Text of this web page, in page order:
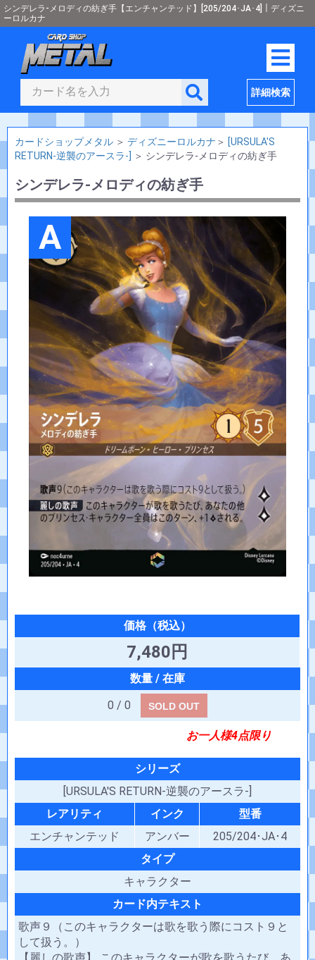
シンデレラ-メロディの紡ぎ手【エンチャンテッド】[205/204･JA･4]｜ディズニ
ーロルカナ
詳細検索
カードショップメタル ＞ ディズニーロルカナ ＞ [URSULA'S
RETURN-逆襲のアースラ-]
＞ シンデレラ-メロディの紡ぎ手
シンデレラ-メロディの紡ぎ手
A
7,480円
0 / 0 SOLD OUT
お一人様4点限り
シリーズ
[URSULA'S RETURN-逆襲のアースラ-]
レアリティ
インク
型番
エンチャンテッド
アンバー
205/204･JA･4
タイプ
キャラクター
カード内テキスト
歌声９（このキャラクターは歌を歌う際にコスト９と
して扱う。）